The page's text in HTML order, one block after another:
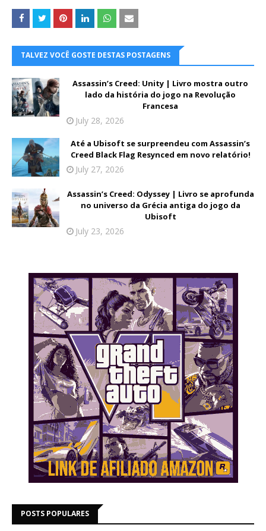
TALVEZ VOCÊ GOSTE DESTAS POSTAGENS
Assassin’s Creed: Unity | Livro mostra outro
lado da história do jogo na Revolução
Francesa
July 28, 2026
Até a Ubisoft se surpreendeu com Assassin’s
Creed Black Flag Resynced em novo relatório!
July 27, 2026
Assassin’s Creed: Odyssey | Livro se aprofunda
no universo da Grécia antiga do jogo da
Ubisoft
July 23, 2026
POSTS POPULARES